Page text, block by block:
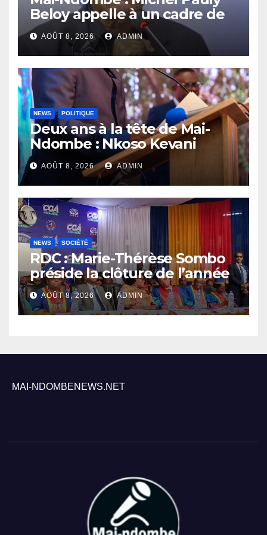
Beloy appelle à un cadre de
concertation avant la tenue
du dialogue inclusif
AOÛT 8, 2026 ADMIN
NEWS POLITIQUE
Deux ans à la tête de Mai-
Ndombe : Nkoso Kevani
défend son bilan et fait de la
sécurité sa priorité
AOÛT 8, 2026 ADMIN
NEWS SOCIÉTÉ
RDC : Marie-Thérèse Sombo
préside la clôture de l’année
académique 2025-2026 à
l’UNIKIN
AOÛT 8, 2026 ADMIN
MAI-NDOMBENEWS.NET